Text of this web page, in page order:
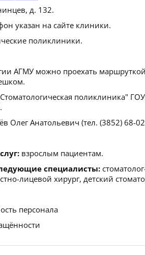
д. 132.
указан на сайте клиники.
поликлиники.
АГМУ можно проехать
поликлиника"
Олег Анатольевич (тел. (3852) 68-
взрослым пациентам.
специалисты:
лицевой хирург, детский
персонала